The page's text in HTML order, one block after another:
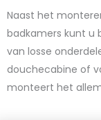
Naast het
badkamers kunt u
van losse
douchecabine of
monteert het